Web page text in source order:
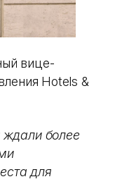
вице-
Hotels &
ждали более
для